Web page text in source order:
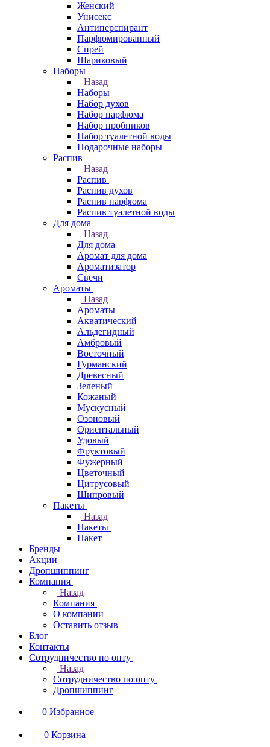
Женский
Унисекс
Антиперспирант
Парфюмированный
Спрей
Шариковый
Наборы
Назад
Наборы
Набор духов
Набор парфюма
Набор пробников
Набор туалетной воды
Подарочные наборы
Распив
Назад
Распив
Распив духов
Распив парфюма
Распив туалетной воды
Для дома
Назад
Для дома
Аромат для дома
Ароматизатор
Свечи
Ароматы
Назад
Ароматы
Акватический
Альдегидный
Амбровый
Восточный
Гурманский
Древесный
Зеленый
Кожаный
Мускусный
Озоновый
Ориентальный
Удовый
Фруктовый
Фужерный
Цветочный
Цитрусовый
Шипровый
Пакеты
Назад
Пакеты
Пакет
Бренды
Акции
Дропшиппинг
Компания
Назад
Компания
О компании
Оставить отзыв
Блог
Контакты
Сотрудничество по опту
Назад
Сотрудничество по опту
Дропшиппинг
0 Избранное
0 Корзина